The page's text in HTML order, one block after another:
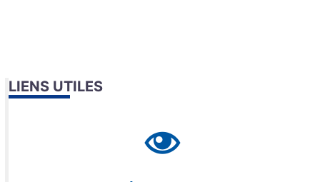
LIENS UTILES